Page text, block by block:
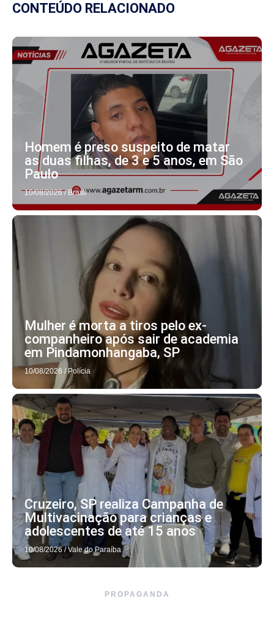
CONTEÚDO RELACIONADO
Homem é preso suspeito de matar
as duas filhas, de 3 e 5 anos, em São
Paulo
10/08/2026 / Brasil
Mulher é morta a tiros pelo ex-
companheiro após sair de academia
em Pindamonhangaba, SP
10/08/2026 / Polícia
Cruzeiro, SP realiza Campanha de
Multivacinação para crianças e
adolescentes de até 15 anos
10/08/2026 / Vale do Paraíba
PROPAGANDA